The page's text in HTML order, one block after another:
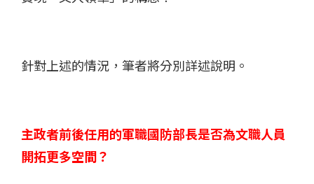
針對上述的情況，筆者將分別詳述說明。
主政者前後任用的軍職國防部長是否為文職人員
開拓更多空間？